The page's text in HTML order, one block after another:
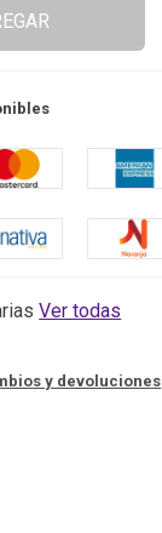
Ver todas
y devoluciones